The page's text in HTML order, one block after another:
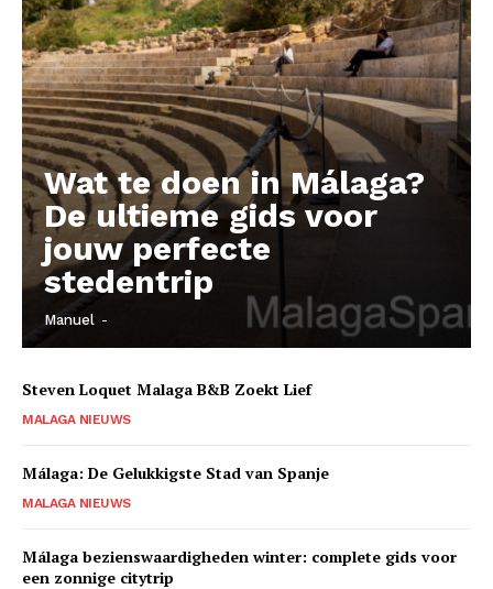
Wat te doen in Málaga?
De ultieme gids voor
jouw perfecte
stedentrip
Manuel -
Steven Loquet Malaga B&B Zoekt Lief
MALAGA NIEUWS
Málaga: De Gelukkigste Stad van Spanje
MALAGA NIEUWS
Málaga bezienswaardigheden winter: complete gids voor
een zonnige citytrip